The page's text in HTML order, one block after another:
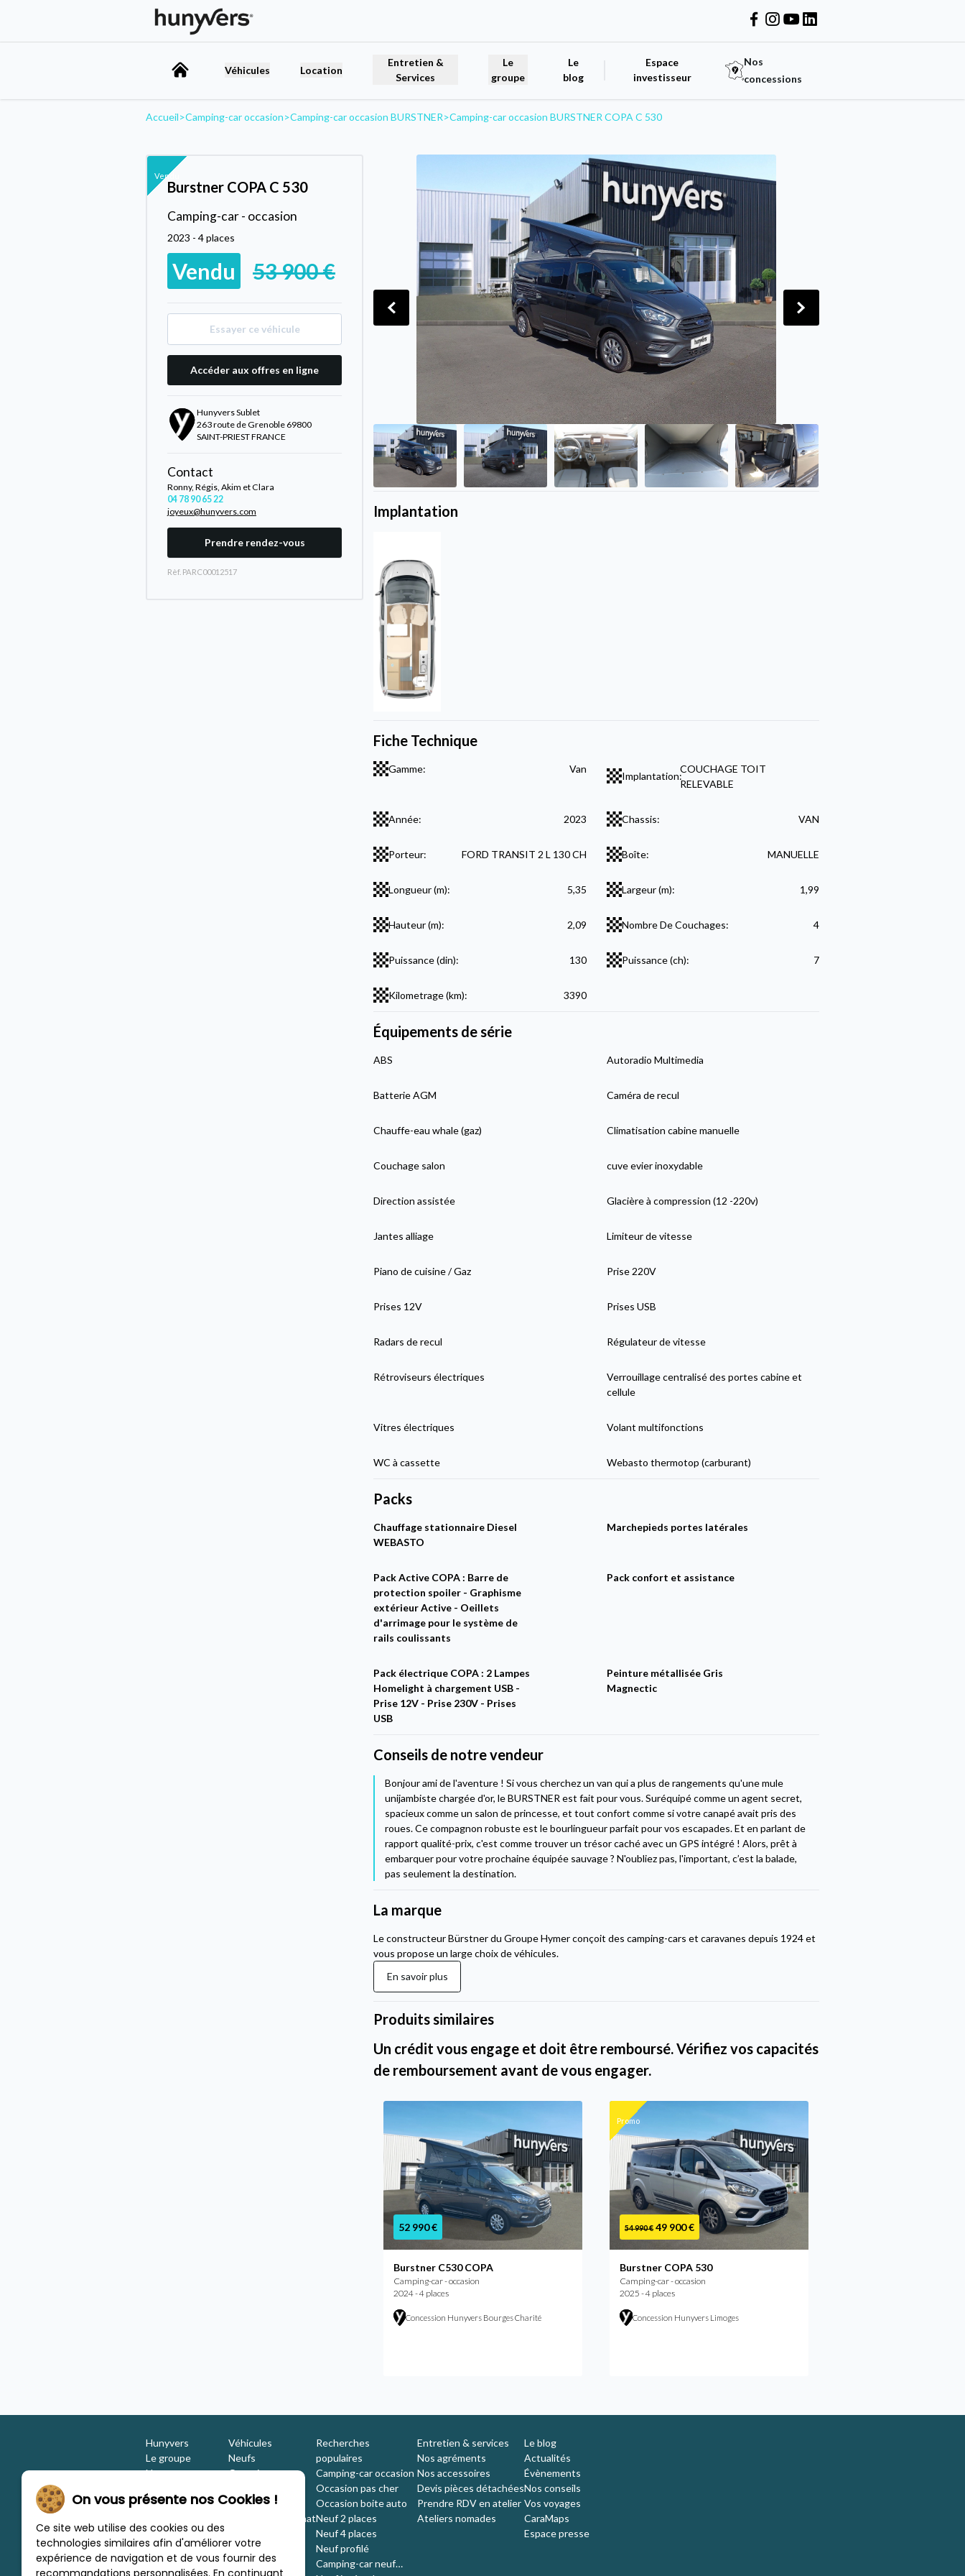
Véhicules Location
Entretien &
Services
Le
groupe
Le
blog
Espace
investisseur
Nos
concessions
Accueil>Camping-car occasion>Camping-car occasion BURSTNER>Camping-car occasion BURSTNER COPA C 530
Vendu
Burstner COPA C 530
Camping-car - occasion
2023 - 4 places
Vendu 53 900 €
Essayer ce véhicule
Accéder aux offres en ligne
Hunyvers Sublet
263 route de Grenoble 69800
SAINT-PRIEST FRANCE
Contact
Ronny, Régis, Akim et Clara
04 78 90 65 22
joyeux@hunyvers.com
Prendre rendez-vous
Rèf. PARC00012517
Implantation
Fiche Technique
Gamme: Van
Implantation:
COUCHAGE TOIT
RELEVABLE
Année: 2023 Chassis: VAN
Porteur: FORD TRANSIT 2 L 130 CH Boîte: MANUELLE
Longueur (m): 5,35 Largeur (m): 1,99
Hauteur (m): 2,09 Nombre De Couchages: 4
Puissance (din): 130 Puissance (ch): 7
Kilometrage (km): 3390
Équipements de série
ABS Autoradio Multimedia
Batterie AGM Caméra de recul
Chauffe-eau whale (gaz) Climatisation cabine manuelle
Couchage salon cuve evier inoxydable
Direction assistée Glacière à compression (12 -220v)
Jantes alliage Limiteur de vitesse
Piano de cuisine / Gaz Prise 220V
Prises 12V Prises USB
Radars de recul Régulateur de vitesse
Rétroviseurs électriques
Verrouillage centralisé des portes cabine et
cellule
Vitres électriques Volant multifonctions
WC à cassette Webasto thermotop (carburant)
Packs
Chauffage stationnaire Diesel
WEBASTO
Marchepieds portes latérales
Pack Active COPA : Barre de
protection spoiler - Graphisme
extérieur Active - Oeillets
d'arrimage pour le système de
rails coulissants
Pack confort et assistance
Pack électrique COPA : 2 Lampes
Homelight à chargement USB -
Prise 12V - Prise 230V - Prises
USB
Peinture métallisée Gris
Magnectic
Conseils de notre vendeur
Bonjour ami de l'aventure ! Si vous cherchez un van qui a plus de rangements qu'une mule
unijambiste chargée d'or, le BURSTNER est fait pour vous. Suréquipé comme un agent secret,
spacieux comme un salon de princesse, et tout confort comme si votre canapé avait pris des
roues. Ce compagnon robuste est le bourlingueur parfait pour vos escapades. Et en parlant de
rapport qualité-prix, c'est comme trouver un trésor caché avec un GPS intégré ! Alors, prêt à
embarquer pour votre prochaine équipée sauvage ? N'oubliez pas, l'important, c’est la balade,
pas seulement la destination.
La marque
Le constructeur Bürstner du Groupe Hymer conçoit des camping-cars et caravanes depuis 1924 et
vous propose un large choix de véhicules.
En savoir plus
Produits similaires
Un crédit vous engage et doit être remboursé. Vérifiez vos capacités
de remboursement avant de vous engager.
52 990 €
Burstner C530 COPA
Camping-car - occasion
2024 - 4 places
Concession Hunyvers Bourges Charité
Promo
54 990 € 49 900 €
Burstner COPA 530
Camping-car - occasion
2025 - 4 places
Concession Hunyvers Limoges
Hunyvers
Le groupe
Nos engagements
Nous rejoindre
Nos marques
Les concessions
Nous trouver
Véhicules
Neufs
Occasions
Location
Estimation / Rachat
Financement
Recherches
populaires
Camping-car occasion
Occasion pas cher
Occasion boite auto
Neuf 2 places
Neuf 4 places
Neuf profilé
Camping-car neuf
Entretien & services
Nos agréments
Nos accessoires
Devis pièces détachées
Prendre RDV en atelier
Ateliers nomades
Le blog
Actualités
Évènements
Nos conseils
Vos voyages
CaraMaps
Espace presse
On vous présente nos Cookies !
Ce site web utilise des cookies ou des
technologies similaires afin d'améliorer votre
expérience de navigation et de vous fournir des
recommandations personnalisées. En continuant